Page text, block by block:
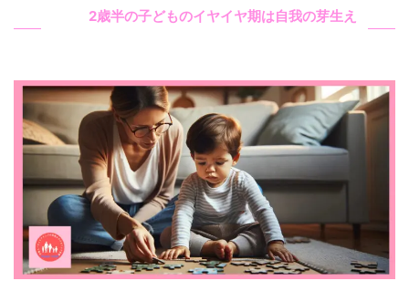
2歳半の子どものイヤイヤ期は自我の芽生え